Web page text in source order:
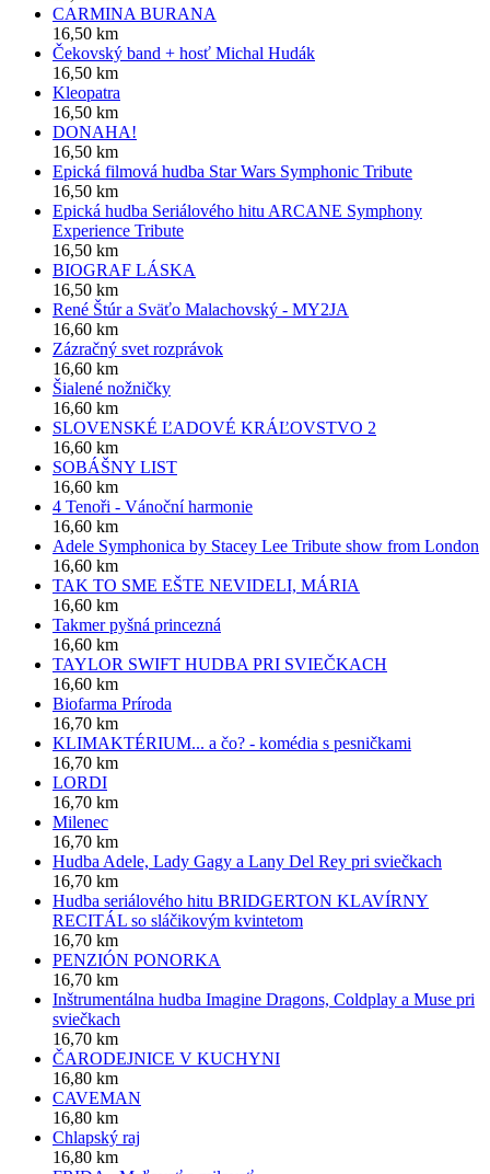
CARMINA BURANA
16,50 km
Čekovský band + hosť Michal Hudák
16,50 km
Kleopatra
16,50 km
DONAHA!
16,50 km
Epická filmová hudba Star Wars Symphonic Tribute
16,50 km
Epická hudba Seriálového hitu ARCANE Symphony
Experience Tribute
16,50 km
BIOGRAF LÁSKA
16,50 km
René Štúr a Sväťo Malachovský - MY2JA
16,60 km
Zázračný svet rozprávok
16,60 km
Šialené nožničky
16,60 km
SLOVENSKÉ ĽADOVÉ KRÁĽOVSTVO 2
16,60 km
SOBÁŠNY LIST
16,60 km
4 Tenoři - Vánoční harmonie
16,60 km
Adele Symphonica by Stacey Lee Tribute show from London
16,60 km
TAK TO SME EŠTE NEVIDELI, MÁRIA
16,60 km
Takmer pyšná princezná
16,60 km
TAYLOR SWIFT HUDBA PRI SVIEČKACH
16,60 km
Biofarma Príroda
16,70 km
KLIMAKTÉRIUM... a čo? - komédia s pesničkami
16,70 km
LORDI
16,70 km
Milenec
16,70 km
Hudba Adele, Lady Gagy a Lany Del Rey pri sviečkach
16,70 km
Hudba seriálového hitu BRIDGERTON KLAVÍRNY
RECITÁL so sláčikovým kvintetom
16,70 km
PENZIÓN PONORKA
16,70 km
Inštrumentálna hudba Imagine Dragons, Coldplay a Muse pri
sviečkach
16,70 km
ČARODEJNICE V KUCHYNI
16,80 km
CAVEMAN
16,80 km
Chlapský raj
16,80 km